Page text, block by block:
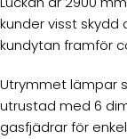
kunder visst
kundytan framför
Utrymmet lämpar
utrustad med 6
gasfjädrar för